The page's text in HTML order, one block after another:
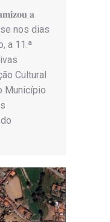
𝐚
se nos dias
a 11.ª
Cultural
Município